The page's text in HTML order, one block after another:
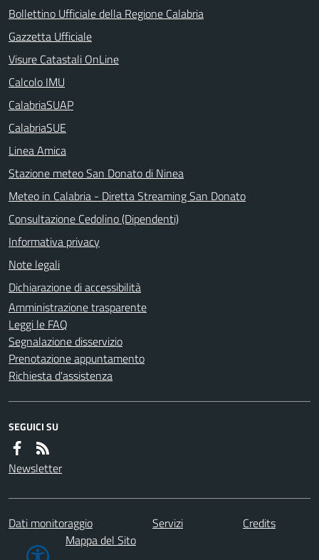
Bollettino Ufficiale della Regione Calabria
Gazzetta Ufficiale
Visure Catastali OnLine
Calcolo IMU
CalabriaSUAP
CalabriaSUE
Linea Amica
Stazione meteo San Donato di Ninea
Meteo in Calabria - Diretta Streaming San Donato
Consultazione Cedolino (Dipendenti)
Informativa privacy
Note legali
Dichiarazione di accessibilità
Amministrazione trasparente
Leggi le FAQ
Segnalazione disservizio
Prenotazione appuntamento
Richiesta d'assistenza
SEGUICI SU
Newsletter
Dati monitoraggio Servizi
Credits
Mappa del Sito